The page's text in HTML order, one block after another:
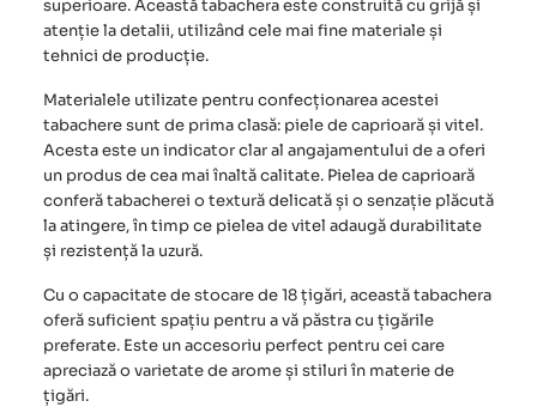
superioare. Această tabachera este construită cu grijă și
atenție la detalii, utilizând cele mai fine materiale și
tehnici de producție.
Materialele utilizate pentru confecționarea acestei
tabachere sunt de prima clasă: piele de caprioară și vitel.
Acesta este un indicator clar al angajamentului de a oferi
un produs de cea mai înaltă calitate. Pielea de caprioară
conferă tabacherei o textură delicată și o senzație plăcută
la atingere, în timp ce pielea de vitel adaugă durabilitate
și rezistență la uzură.
Cu o capacitate de stocare de 18 țigări, această tabachera
oferă suficient spațiu pentru a vă păstra cu țigările
preferate. Este un accesoriu perfect pentru cei care
apreciază o varietate de arome și stiluri în materie de
țigări.